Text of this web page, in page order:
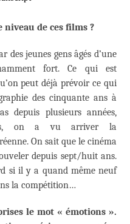
niveau de ces films ?
des jeunes gens âgés d’une
fort. Ce qui est
peut déjà prévoir ce qui
des cinquante ans à
depuis plusieurs années,
on a vu arriver la
On sait que le cinéma
depuis sept/huit ans.
si il y a quand même neuf
la compétition…
le mot « émotions ».